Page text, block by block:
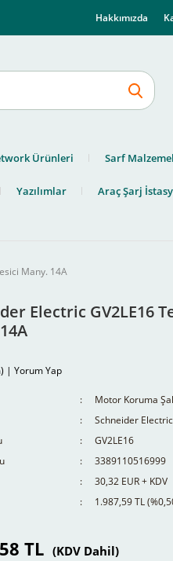
Hakkımızda
Ürünleri Sarf
Yazılımlar Araç Şarj
Many. 14A
Electric GV2LE16
| Yorum Yap
Motor Koruma
Schneider Electric
GV2LE16
3389110516999
30,32 EUR + KDV
1.987,59 TL
TL (KDV Dahil)